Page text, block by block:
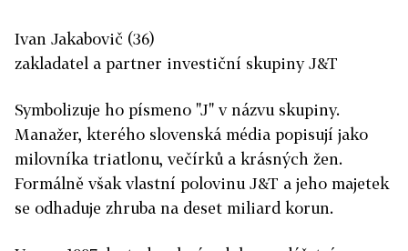
Ivan Jakabovič (36)
zakladatel a partner investiční skupiny J&T
Symbolizuje ho písmeno "J" v názvu skupiny.
Manažer, kterého slovenská média popisují jako
milovníka triatlonu, večírků a krásných žen.
Formálně však vlastní polovinu J&T a jeho majetek
se odhaduje zhruba na deset miliard korun.